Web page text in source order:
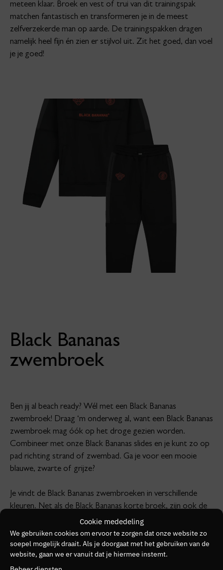
Cookie mededeling
We gebruiken cookies om ervoor te zorgen dat onze website zo
soepel mogelijk draait. Als je doorgaat met het gebruiken van de
website, gaan we er vanuit dat je hiermee instemt.
meteen klaar. Broek en vest of trui van dit trainingspak
matchen fantastisch en transformeren je in de meest
zelfverzekerde man op aarde. De trainingspakken dragen
namelijk heel fijn én zien er stijlvol uit. Zit het goed, dan voel
je je goed!
Black Bananas
zwembroek
Ben jij al beach ready? Wél met een Black Bananas
zwembroek! Draag ‘m onderweg al, want een Black Bananas
zwembroek mag óók op het droge gezien worden.
Combineer met onze Black Bananas slides en je kunt zo op
pad richting strand of zwembad. Ga je voor een mooie
blauwe, zwarte of grijze?
Je vindt de Black Bananas zwembroeken in verschillende
kleuren. Net als de Black Bananas korte broek, zijn ook de
zwembroeken voorzien van elastische taillebanden met
trekkoorden. De meeste modellen zijn daarnaast ook
voorzien van twee zakken met rits. Zo neem je je sleutels,
telefoon en cash eenvoudig mee in jouw Black Bananas